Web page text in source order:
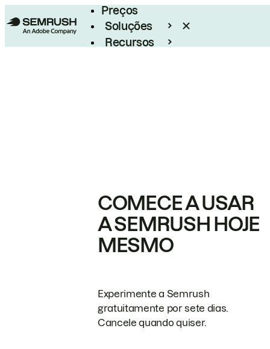
Preços
Soluções
Recursos
COMECE A USAR
A SEMRUSH HOJE
MESMO
Experimente a Semrush
gratuitamente por sete dias.
Cancele quando quiser.